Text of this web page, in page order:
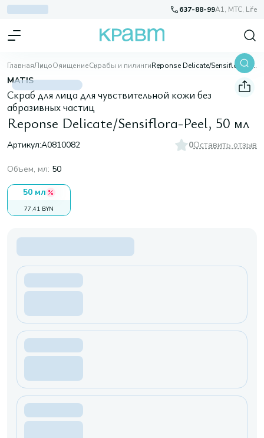
637-88-99A1, МТС, Life
ГлавнаяЛицоОчищениеСкрабы и пилинги Reponse Delicate/Sensiflora-Peel, 50 мл
MATIS
Скраб для лица для чувствительной кожи без
абразивных частиц
Reponse Delicate/Sensiflora-Peel, 50 мл
Артикул:A0810082 0Оставить отзыв
Объем, мл: 50
50 мл
77,41 BYN